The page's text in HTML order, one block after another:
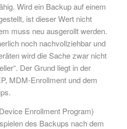
Wird ein Backup auf einem
ist dieser Wert nicht
muss neu ausgerollt werden.
noch nachvollziehbar und
wird die Sache zwar nicht
Der Grund liegt in der
MDM-Enrollment und dem
Enrollment Program)
des Backups nach dem